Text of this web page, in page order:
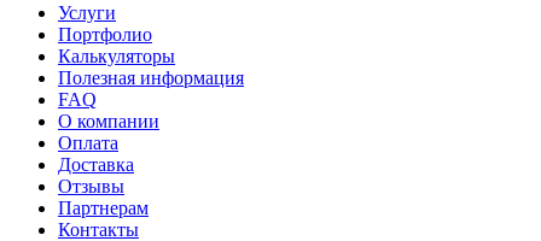
Услуги
Портфолио
Калькуляторы
Полезная информация
FAQ
О компании
Оплата
Доставка
Отзывы
Партнерам
Контакты